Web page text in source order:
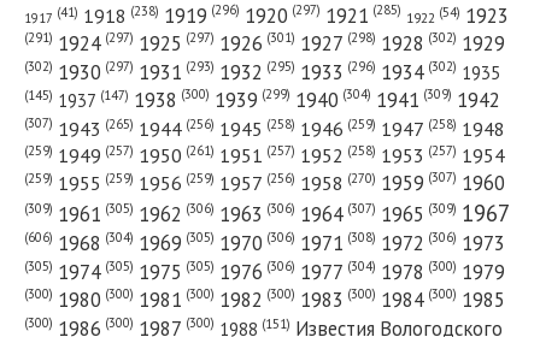
№ 155 от июля 1938 года — «Красный Север»
№ 195 от августа 1934 года — «Красный Север»
1917 (41) 1918 (238) 1919 (296) 1920 (297) 1921 (285) 1922 (54) 1923
(291) 1924 (297) 1925 (297) 1926 (301) 1927 (298) 1928 (302) 1929
(302) 1930 (297) 1931 (293) 1932 (295) 1933 (296) 1934 (302) 1935
(145) 1937 (147) 1938 (300) 1939 (299) 1940 (304) 1941 (309) 1942
(307) 1943 (265) 1944 (256) 1945 (258) 1946 (259) 1947 (258) 1948
(259) 1949 (257) 1950 (261) 1951 (257) 1952 (258) 1953 (257) 1954
(259) 1955 (259) 1956 (259) 1957 (256) 1958 (270) 1959 (307) 1960
(309) 1961 (305) 1962 (306) 1963 (306) 1964 (307) 1965 (309) 1967
(606) 1968 (304) 1969 (305) 1970 (306) 1971 (308) 1972 (306) 1973
(305) 1974 (305) 1975 (305) 1976 (306) 1977 (304) 1978 (300) 1979
(300) 1980 (300) 1981 (300) 1982 (300) 1983 (300) 1984 (300) 1985
(300) 1986 (300) 1987 (300) 1988 (151) Известия Вологодского